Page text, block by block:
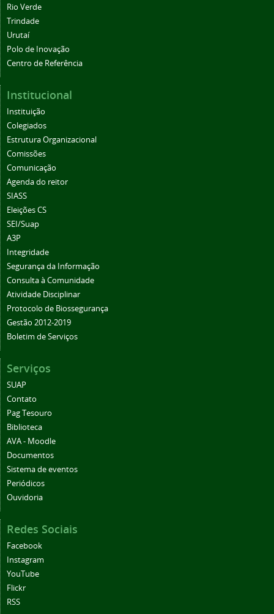
Rio Verde
Trindade
Urutaí
Polo de Inovação
Centro de Referência
Institucional
Instituição
Colegiados
Estrutura Organizacional
Comissões
Comunicação
Agenda do reitor
SIASS
Eleições CS
SEI/Suap
A3P
Integridade
Segurança da Informação
Consulta à Comunidade
Atividade Disciplinar
Protocolo de Biossegurança
Gestão 2012-2019
Boletim de Serviços
Serviços
SUAP
Contato
Pag Tesouro
Biblioteca
AVA - Moodle
Documentos
Sistema de eventos
Periódicos
Ouvidoria
Redes Sociais
Facebook
Instagram
YouTube
Flickr
RSS